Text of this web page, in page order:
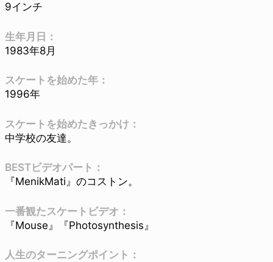
9インチ
生年月日：
1983年8月
スケートを始めた年：
1996年
スケートを始めたきっかけ：
中学校の友達。
BESTビデオパート：
『MenikMati』のコストン。
一番観たスケートビデオ：
『Mouse』『Photosynthesis』
人生のターニングポイント：